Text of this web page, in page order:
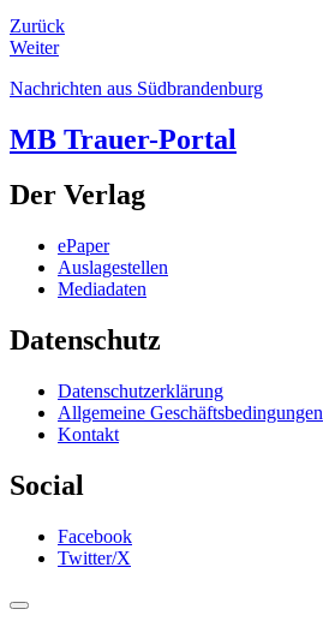
Zurück
Weiter
Nachrichten aus Südbrandenburg
MB Trauer-Portal
Der Verlag
ePaper
Auslagestellen
Mediadaten
Datenschutz
Datenschutzerklärung
Allgemeine Geschäftsbedingungen
Kontakt
Social
Facebook
Twitter/X